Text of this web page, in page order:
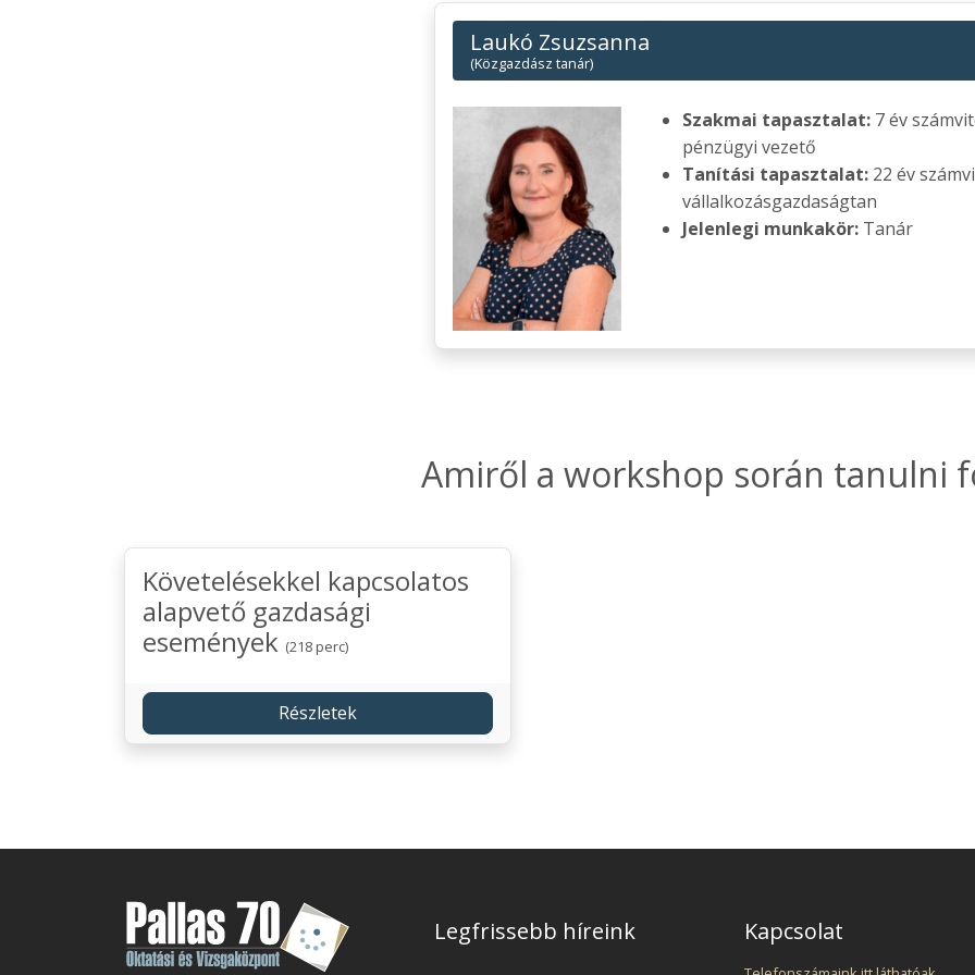
Laukó Zsuzsanna
(Közgazdász tanár)
Szakmai tapasztalat:7 év
pénzügyi vezető
Tanítási tapasztalat:22 év
vállalkozásgazdaságtan
Jelenlegi munkakör:Tanár
Amiről a workshop során tanulni
Követelésekkel kapcsolatos
alapvető gazdasági
események (218 perc)
Részletek
Legfrissebb híreink Kapcsolat